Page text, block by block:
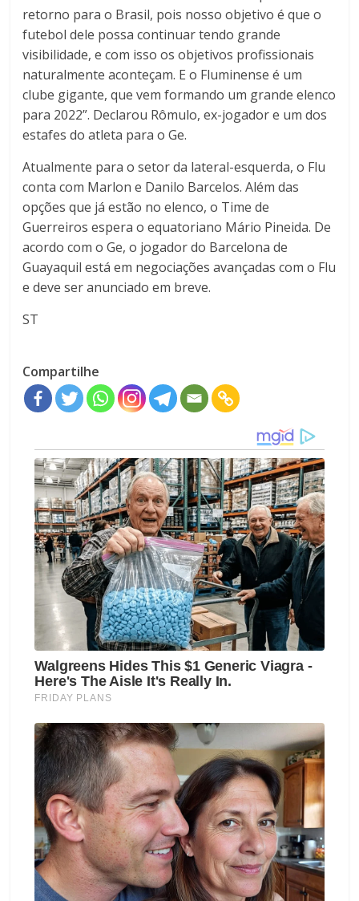
retorno para o Brasil, pois nosso objetivo é que o
futebol dele possa continuar tendo grande
visibilidade, e com isso os objetivos profissionais
naturalmente aconteçam. E o Fluminense é um
clube gigante, que vem formando um grande elenco
para 2022”. Declarou Rômulo, ex-jogador e um dos
estafes do atleta para o Ge.
Atualmente para o setor da lateral-esquerda, o Flu
conta com Marlon e Danilo Barcelos. Além das
opções que já estão no elenco, o Time de
Guerreiros espera o equatoriano Mário Pineida. De
acordo com o Ge, o jogador do Barcelona de
Guayaquil está em negociações avançadas com o Flu
e deve ser anunciado em breve.
ST
Compartilhe